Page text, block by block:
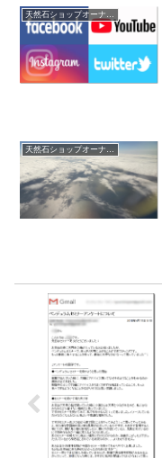
天然石ショップオーナーのブログ